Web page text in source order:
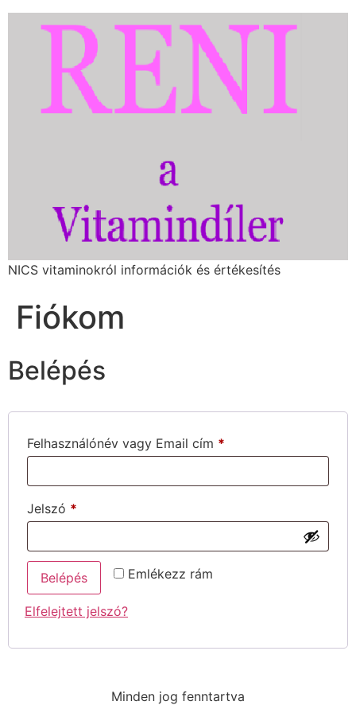
NICS vitaminokról információk és értékesítés
Fiókom
Belépés
Felhasználónév vagy Email cím *
Jelszó *
Emlékezz rám
Belépés
Elfelejtett jelszó?
Minden jog fenntartva